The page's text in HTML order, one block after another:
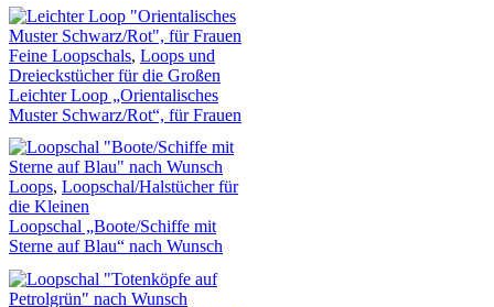
Feine Loopschals, Loops und
Dreieckstücher für die Großen
Leichter Loop „Orientalisches
Muster Schwarz/Rot“, für Frauen
Loops, Loopschal/Halstücher für
die Kleinen
Loopschal „Boote/Schiffe mit
Sterne auf Blau“ nach Wunsch